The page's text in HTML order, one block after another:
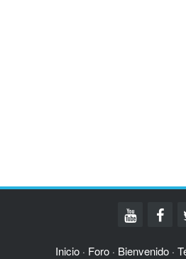
Inicio · Foro · Bienvenido ·